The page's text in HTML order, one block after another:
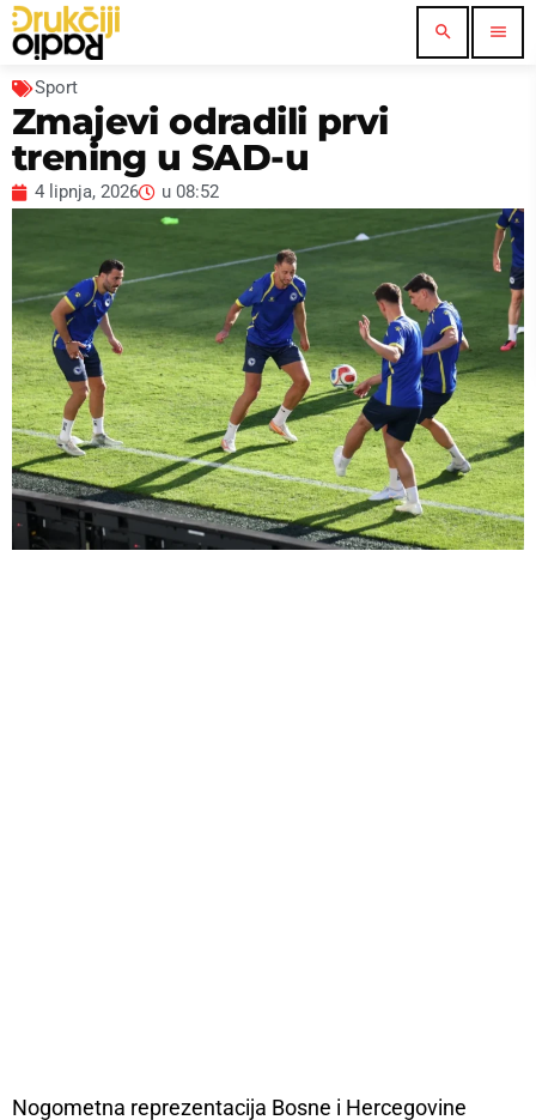
search menu
Sport
Zmajevi odradili prvi
trening u SAD-u
4 lipnja, 2026 u 08:52
Nogometna reprezentacija Bosne i Hercegovine